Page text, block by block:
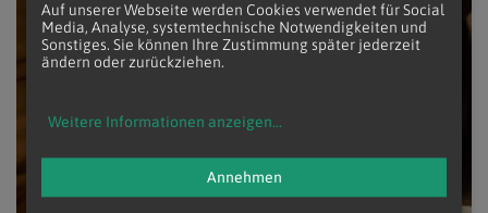
Auf unserer Webseite werden Cookies verwendet für Social
Media, Analyse, systemtechnische Notwendigkeiten und
Sonstiges. Sie können Ihre Zustimmung später jederzeit
ändern oder zurückziehen.
Weitere Informationen anzeigen...
Annehmen